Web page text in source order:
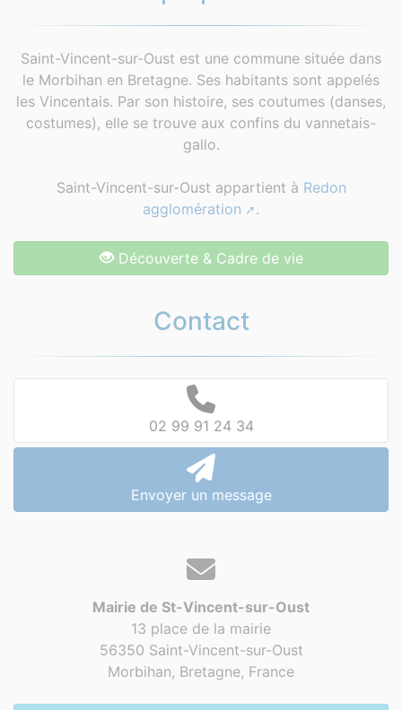
Saint-Vincent-sur-Oust est une commune située dans
le Morbihan en Bretagne. Ses habitants sont appelés
les Vincentais. Par son histoire, ses coutumes (danses,
costumes), elle se trouve aux confins du vannetais-
gallo.
Saint-Vincent-sur-Oust appartient à Redon
agglomération
.
Découverte & Cadre de vie
Contact
02 99 91 24 34
Envoyer un message
Mairie de St-Vincent-sur-Oust
13 place de la mairie
56350 Saint-Vincent-sur-Oust
Morbihan, Bretagne, France